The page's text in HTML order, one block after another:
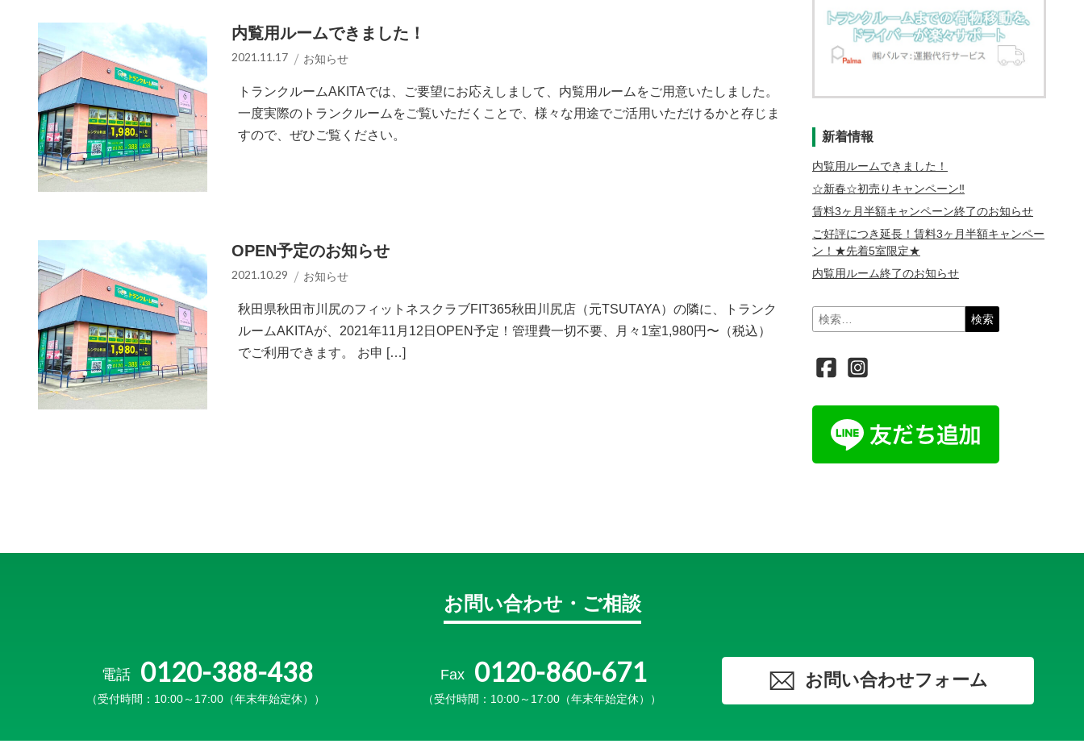
内覧用ルームできました！
2021.11.17 お知らせ
トランクルームAKITAでは、ご要望にお応えしまして、内覧用ルームをご用意いたしました。
一度実際のトランクルームをご覧いただくことで、様々な用途でご活用いただけるかと存じま
すので、ぜひご覧ください。
OPEN予定のお知らせ
2021.10.29 お知らせ
秋田県秋田市川尻のフィットネスクラブFIT365秋田川尻店（元TSUTAYA）の隣に、トランク
ルームAKITAが、2021年11月12日OPEN予定！管理費一切不要、月々1室1,980円〜（税込）
でご利用できます。 お申 […]
新着情報
内覧用ルームできました！
☆新春☆初売りキャンペーン‼️
賃料3ヶ月半額キャンペーン終了のお知らせ
ご好評につき延長！賃料3ヶ月半額キャンペー
ン！★先着5室限定★
内覧用ルーム終了のお知らせ
検
索:
お問い合わせ・ご相談
電話 0120-388-438
（受付時間：10:00～17:00（年末年始定休））
Fax 0120-860-671
（受付時間：10:00～17:00（年末年始定休））
お問い合わせフォーム